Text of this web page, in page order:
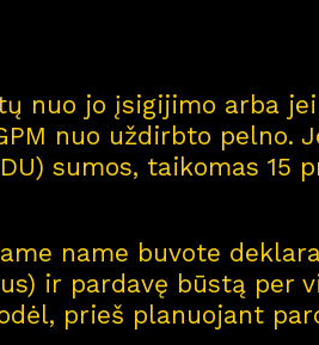
nuo jo įsigijimo arba
nuo uždirbto pelno.
sumos, taikomas 15
name buvote
ir pardavę būstą per
prieš planuojant